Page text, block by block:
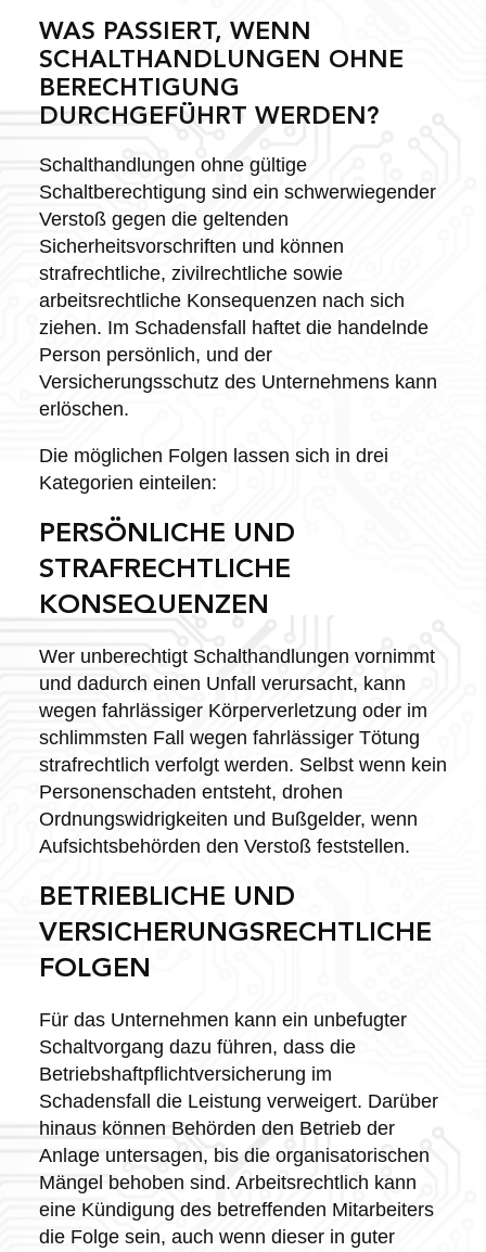
WAS PASSIERT, WENN
SCHALTHANDLUNGEN OHNE
BERECHTIGUNG
DURCHGEFÜHRT WERDEN?
Schalthandlungen ohne gültige
Schaltberechtigung sind ein schwerwiegender
Verstoß gegen die geltenden
Sicherheitsvorschriften und können
strafrechtliche, zivilrechtliche sowie
arbeitsrechtliche Konsequenzen nach sich
ziehen. Im Schadensfall haftet die handelnde
Person persönlich, und der
Versicherungsschutz des Unternehmens kann
erlöschen.
Die möglichen Folgen lassen sich in drei
Kategorien einteilen:
PERSÖNLICHE UND
STRAFRECHTLICHE
KONSEQUENZEN
Wer unberechtigt Schalthandlungen vornimmt
und dadurch einen Unfall verursacht, kann
wegen fahrlässiger Körperverletzung oder im
schlimmsten Fall wegen fahrlässiger Tötung
strafrechtlich verfolgt werden. Selbst wenn kein
Personenschaden entsteht, drohen
Ordnungswidrigkeiten und Bußgelder, wenn
Aufsichtsbehörden den Verstoß feststellen.
BETRIEBLICHE UND
VERSICHERUNGSRECHTLICHE
FOLGEN
Für das Unternehmen kann ein unbefugter
Schaltvorgang dazu führen, dass die
Betriebshaftpflichtversicherung im
Schadensfall die Leistung verweigert. Darüber
hinaus können Behörden den Betrieb der
Anlage untersagen, bis die organisatorischen
Mängel behoben sind. Arbeitsrechtlich kann
eine Kündigung des betreffenden Mitarbeiters
die Folge sein, auch wenn dieser in guter